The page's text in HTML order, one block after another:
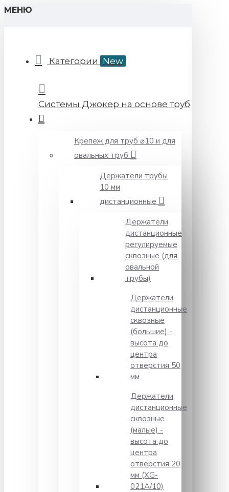
МЕНЮ
Категории New
Системы Джокер на основе труб
Крепеж для труб ⌀10 и для
овальных труб
Держатели трубы
10 мм
дистанционные
Держатели
дистанционные
регулируемые
сквозные (для
овальной
трубы)
Держатели
дистанционные
сквозные
(большие) -
высота до
центра
отверстия 50
мм
Держатели
дистанционные
сквозные
(малые) -
высота до
центра
отверстия 20
мм (XG-
021A/10)